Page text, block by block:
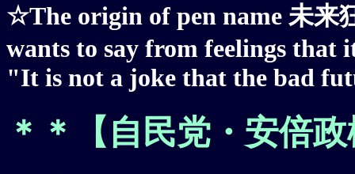
☆The origin of pen name 未来
wants to say from feelings that
"It is not a joke that the bad
＊＊【 自民党・安倍